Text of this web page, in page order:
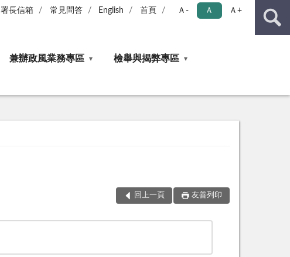
署長信箱 常見問答 English 首頁 Ａ- Ａ Ａ+
兼辦政風業務專區 檢舉與揭弊專區
回上一頁 友善列印